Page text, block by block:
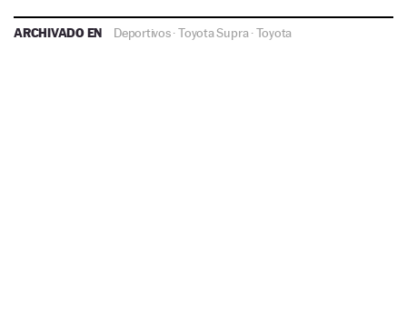
ARCHIVADO EN Deportivos·Toyota Supra·Toyota